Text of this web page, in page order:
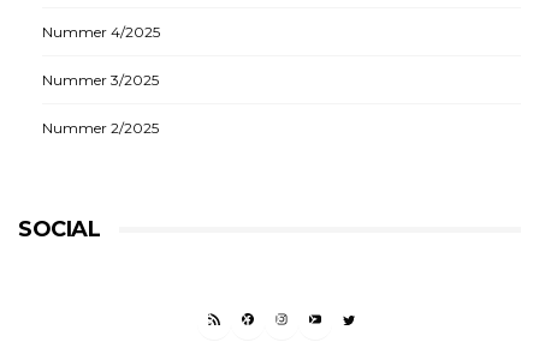
Nummer 4/2025
Nummer 3/2025
Nummer 2/2025
SOCIAL
RSS FEEDFACEBOOK
INSTAGRAM
YOUTUBETWITTER